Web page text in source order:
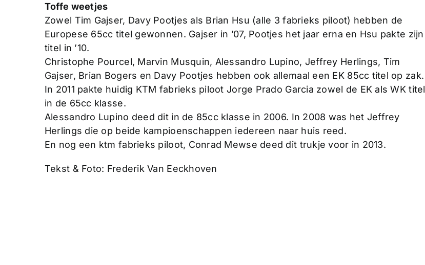
Toffe weetjes
Zowel Tim Gajser, Davy Pootjes als Brian Hsu (alle 3 fabrieks piloot) hebben de
Europese 65cc titel gewonnen. Gajser in ’07, Pootjes het jaar erna en Hsu pakte zijn
titel in ’10.
Christophe Pourcel, Marvin Musquin, Alessandro Lupino, Jeffrey Herlings, Tim
Gajser, Brian Bogers en Davy Pootjes hebben ook allemaal een EK 85cc titel op zak.
In 2011 pakte huidig KTM fabrieks piloot Jorge Prado Garcia zowel de EK als WK titel
in de 65cc klasse.
Alessandro Lupino deed dit in de 85cc klasse in 2006. In 2008 was het Jeffrey
Herlings die op beide kampioenschappen iedereen naar huis reed.
En nog een ktm fabrieks piloot, Conrad Mewse deed dit trukje voor in 2013.
Tekst & Foto: Frederik Van Eeckhoven